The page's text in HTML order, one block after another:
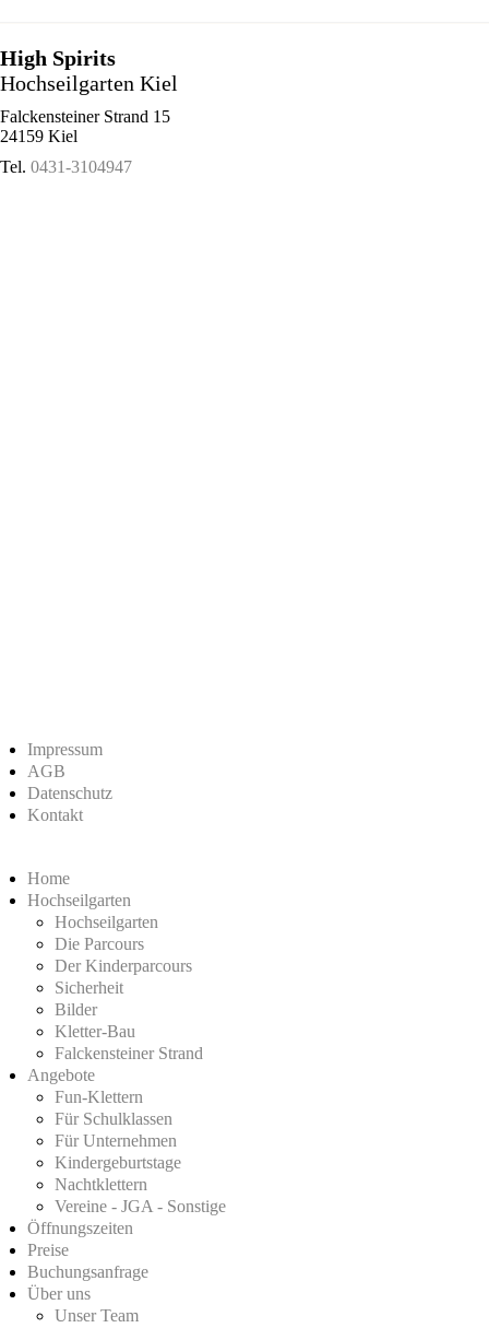
High Spirits
Hochseilgarten Kiel
Falckensteiner Strand 15
24159 Kiel
Tel. 0431-3104947
Impressum
AGB
Datenschutz
Kontakt
Home
Hochseilgarten
Hochseilgarten
Die Parcours
Der Kinderparcours
Sicherheit
Bilder
Kletter-Bau
Falckensteiner Strand
Angebote
Fun-Klettern
Für Schulklassen
Für Unternehmen
Kindergeburtstage
Nachtklettern
Vereine - JGA - Sonstige
Öffnungszeiten
Preise
Buchungsanfrage
Über uns
Unser Team